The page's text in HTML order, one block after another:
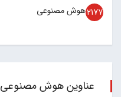
هوش مصنوعی2177
عناوین هوش مصنوعی